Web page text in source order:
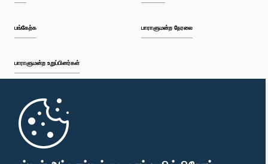
பங்கேற்க
பாராளுமன்ற உறுப்பினர்கள்
முதற்பக்கம்
பாராளுமன்ற நேரலை
பாராளுமன்ற கையடக்க செயலி